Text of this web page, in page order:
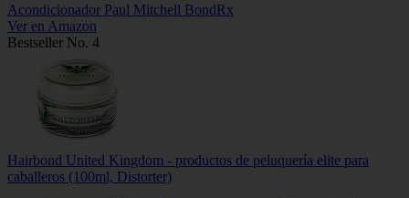
Acondicionador Paul Mitchell BondRx
Ver en Amazon
Bestseller No. 4
Hairbond United Kingdom - productos de peluquería elite para
caballeros (100ml, Distorter)